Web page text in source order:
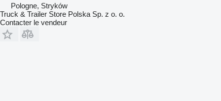
Pologne, Stryków
Truck & Trailer Store Polska Sp. z o. o.
Contacter le vendeur